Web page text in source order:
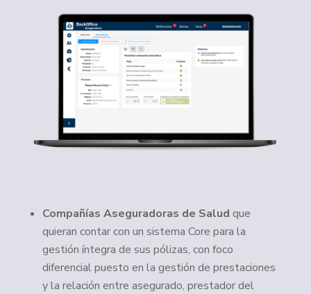
Compañías Aseguradoras de Salud que
quieran contar con un sistema Core para la
gestión íntegra de sus pólizas, con foco
diferencial puesto en la gestión de prestaciones
y la relación entre asegurado, prestador del